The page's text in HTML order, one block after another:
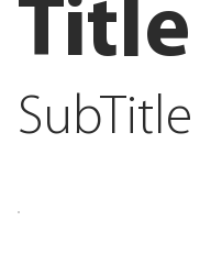
Title
SubTitle